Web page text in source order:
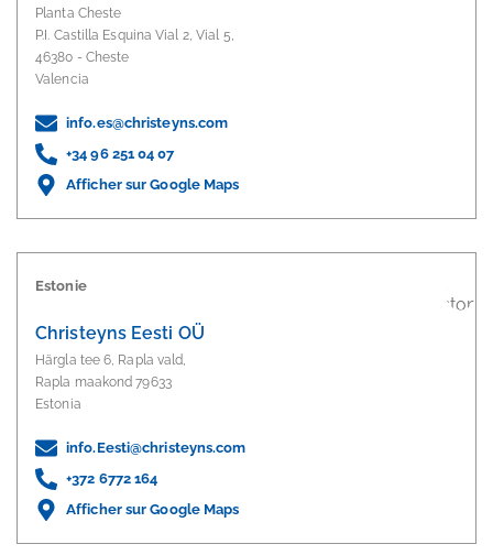
Planta Cheste
P.I. Castilla Esquina Vial 2, Vial 5,
46380 - Cheste
Valencia
info.es@christeyns.com
+34 96 251 04 07
Afficher sur Google Maps
Estonie
Christeyns Eesti OÜ
Härgla tee 6, Rapla vald,
Rapla maakond 79633
Estonia
info.Eesti@christeyns.com
+372 6772 164
Afficher sur Google Maps